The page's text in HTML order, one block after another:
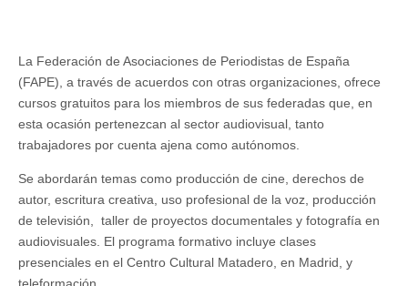
para
miembros
de
sus
asociaciones
trabajen
el
sector
audiovisual
La Federación de Asociaciones de Periodistas de España
(FAPE), a través de acuerdos con otras organizaciones, ofrece
cursos gratuitos para los miembros de sus federadas que, en
esta ocasión pertenezcan al sector audiovisual, tanto
trabajadores por cuenta ajena como autónomos.
Se abordarán temas como producción de cine, derechos de
autor, escritura creativa, uso profesional de la voz, producción
de televisión, taller de proyectos documentales y fotografía en
audiovisuales. El programa formativo incluye clases
presenciales en el Centro Cultural Matadero, en Madrid, y